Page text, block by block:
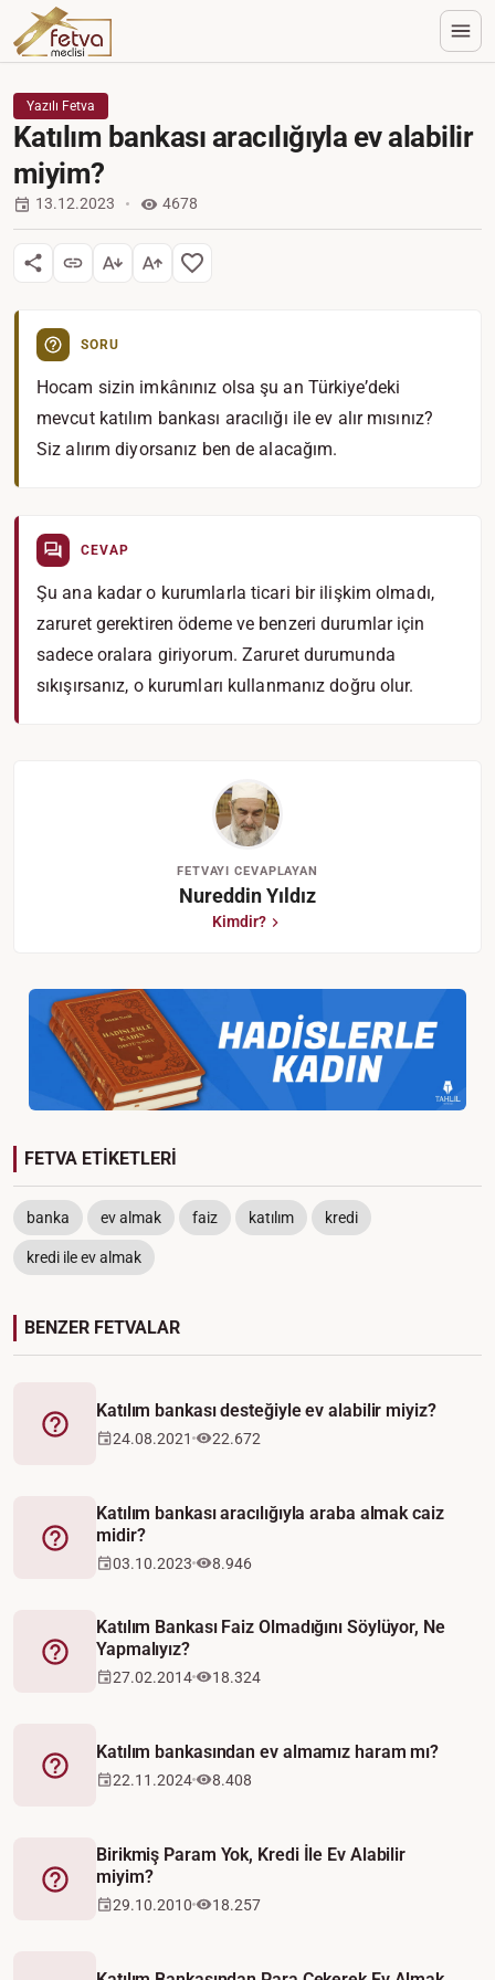
Yazılı Fetva
Katılım bankası aracılığıyla ev alabilir
miyim?
13.12.2023 4678
SORU
Hocam sizin imkânınız olsa şu an Türkiye’deki
mevcut katılım bankası aracılığı ile ev alır mısınız?
Siz alırım diyorsanız ben de alacağım.
CEVAP
Şu ana kadar o kurumlarla ticari bir ilişkim olmadı,
zaruret gerektiren ödeme ve benzeri durumlar için
sadece oralara giriyorum. Zaruret durumunda
sıkışırsanız, o kurumları kullanmanız doğru olur.
FETVAYI CEVAPLAYAN
Nureddin Yıldız
Kimdir?
FETVA ETİKETLERİ
banka ev almak faiz katılım kredi
kredi ile ev almak
BENZER FETVALAR
Fetva
Katılım bankası desteğiyle ev alabilir miyiz?
24.08.2021 22.672
Fetva
Katılım bankası aracılığıyla araba almak caiz
midir?
03.10.2023 8.946
Fetva
Katılım Bankası Faiz Olmadığını Söylüyor, Ne
Yapmalıyız?
27.02.2014 18.324
Fetva
Katılım bankasından ev almamız haram mı?
22.11.2024 8.408
Fetva
Birikmiş Param Yok, Kredi İle Ev Alabilir
miyim?
29.10.2010 18.257